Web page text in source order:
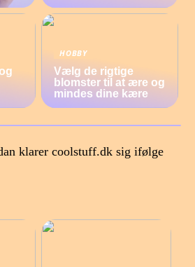
HOBBY
Vælg de rigtige
blomster til at ære og
mindes dine kære
klarer coolstuff.dk sig ifølge